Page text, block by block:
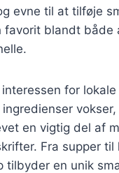
evne til at tilføje
favorit blandt både
for lokale
vokser,
en vigtig del af
Fra supper til
tilbyder en unik